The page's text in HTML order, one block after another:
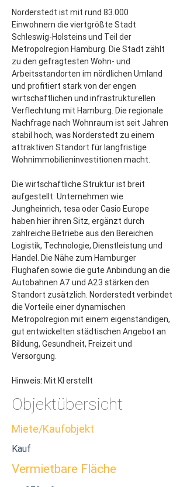
Norderstedt ist mit rund 83.000
Einwohnern die viertgrößte Stadt
Schleswig-Holsteins und Teil der
Metropolregion Hamburg. Die Stadt zählt
zu den gefragtesten Wohn- und
Arbeitsstandorten im nördlichen Umland
und profitiert stark von der engen
wirtschaftlichen und infrastrukturellen
Verflechtung mit Hamburg. Die regionale
Nachfrage nach Wohnraum ist seit Jahren
stabil hoch, was Norderstedt zu einem
attraktiven Standort für langfristige
Wohnimmobilieninvestitionen macht.
Die wirtschaftliche Struktur ist breit
aufgestellt. Unternehmen wie
Jungheinrich, tesa oder Casio Europe
haben hier ihren Sitz, ergänzt durch
zahlreiche Betriebe aus den Bereichen
Logistik, Technologie, Dienstleistung und
Handel. Die Nähe zum Hamburger
Flughafen sowie die gute Anbindung an die
Autobahnen A7 und A23 stärken den
Standort zusätzlich. Norderstedt verbindet
die Vorteile einer dynamischen
Metropolregion mit einem eigenständigen,
gut entwickelten städtischen Angebot an
Bildung, Gesundheit, Freizeit und
Versorgung.
Hinweis: Mit KI erstellt
Objektübersicht
Miete/Kaufobjekt
Kauf
Vermietbare Fläche